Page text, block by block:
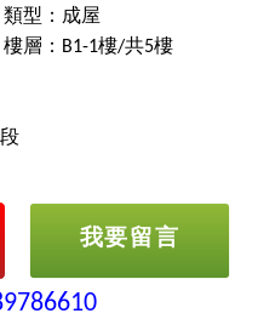
類型：成屋
樓層：B1-1樓/共5樓
我要留言